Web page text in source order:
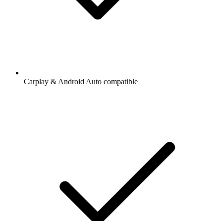
Carplay & Android Auto compatible